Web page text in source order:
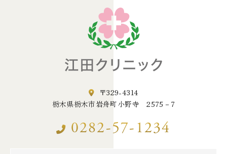
〒329-4314
栃木県栃木市岩舟町小野寺 2575－7
0282-57-1234